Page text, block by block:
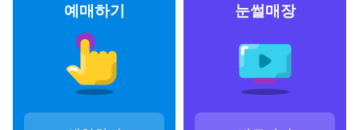
예매하기 눈썰매장